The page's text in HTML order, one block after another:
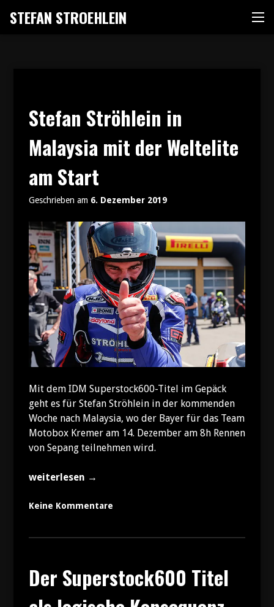
Inhalt
STEFAN STROEHLEIN
Stefan Ströhlein in
Malaysia mit der Weltelite
am Start
Geschrieben am 6. Dezember 2019
Mit dem IDM Superstock600-Titel im Gepäck
geht es für Stefan Ströhlein in der kommenden
Woche nach Malaysia, wo der Bayer für das Team
Motobox Kremer am 14. Dezember am 8h Rennen
von Sepang teilnehmen wird.
„Stefan
in
mit
am
weiterlesen →
Keine Kommentare
Der Superstock600 Titel